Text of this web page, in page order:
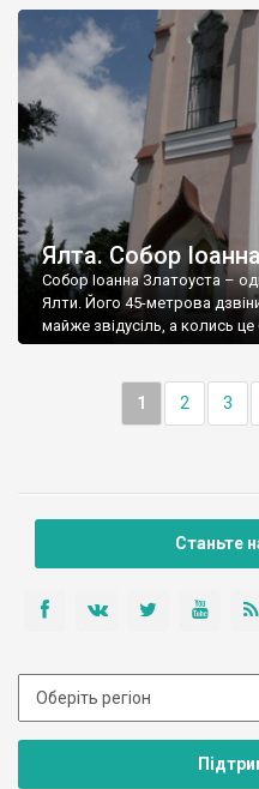
Ялта. Собор
Собор Іоанна Златоуста –
Ялти. Його 45-метрова
майже звідусіль, а колись
1 2 3
Станьте